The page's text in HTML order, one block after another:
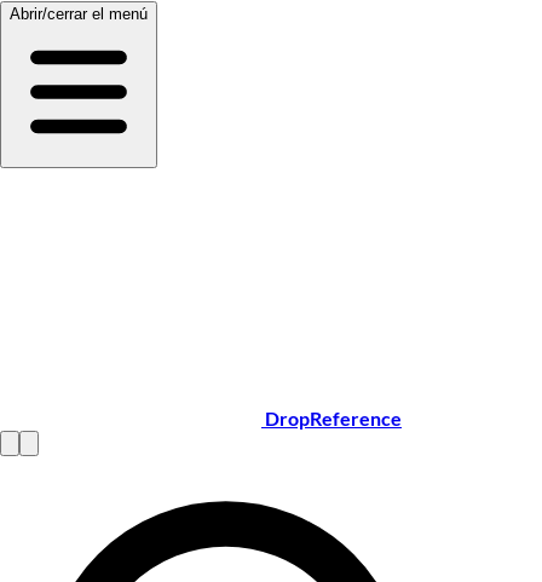
Abrir/cerrar el menú
DropReference